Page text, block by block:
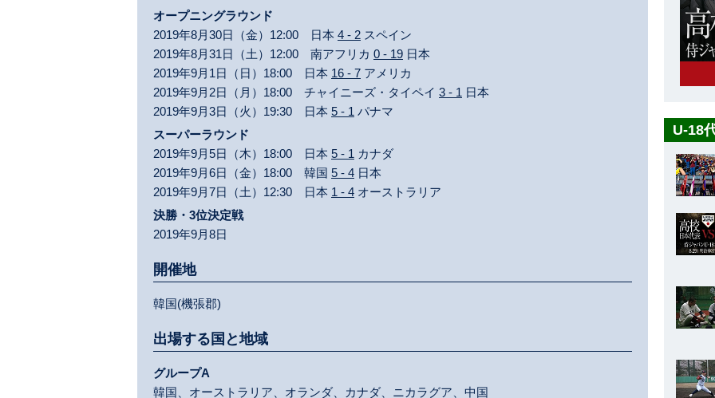
オープニングラウンド
2019年8月30日（金）12:00 日本 4 - 2 スペイン
2019年8月31日（土）12:00 南アフリカ 0 - 19 日本
2019年9月1日（日）18:00 日本 16 - 7 アメリカ
2019年9月2日（月）18:00 チャイニーズ・タイペイ 3 - 1 日本
2019年9月3日（火）19:30 日本 5 - 1 パナマ
スーパーラウンド
2019年9月5日（木）18:00 日本 5 - 1 カナダ
2019年9月6日（金）18:00 韓国 5 - 4 日本
2019年9月7日（土）12:30 日本 1 - 4 オーストラリア
決勝・3位決定戦
2019年9月8日
開催地
韓国(機張郡)
出場する国と地域
グループA
韓国、オーストラリア、オランダ、カナダ、ニカラグア、中国
U-18